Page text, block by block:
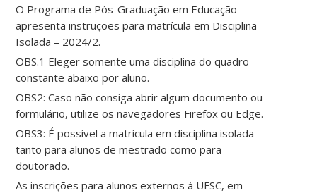
O Programa de Pós-Graduação em Educação
apresenta instruções para matrícula em Disciplina
Isolada – 2024/2.
OBS.1 Eleger somente uma disciplina do quadro
constante abaixo por aluno.
OBS2: Caso não consiga abrir algum documento ou
formulário, utilize os navegadores Firefox ou Edge.
OBS3: É possível a matrícula em disciplina isolada
tanto para alunos de mestrado como para
doutorado.
As inscrições para alunos externos à UFSC, em